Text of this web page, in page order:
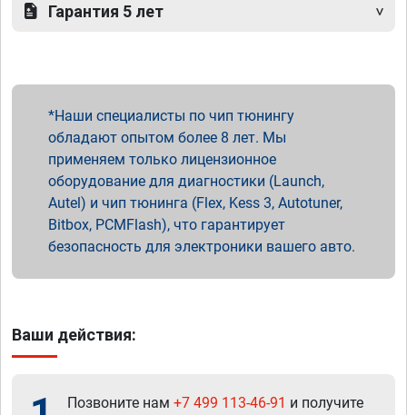
Гарантия 5 лет
Наши специалисты по чип тюнингу
обладают опытом более 8 лет. Мы
применяем только лицензионное
оборудование для диагностики (Launch,
Autel) и чип тюнинга (Flex, Kess 3, Autotuner,
Bitbox, PCMFlash), что гарантирует
безопасность для электроники вашего авто.
Ваши действия:
Позвоните нам +7 499 113-46-91 и получите